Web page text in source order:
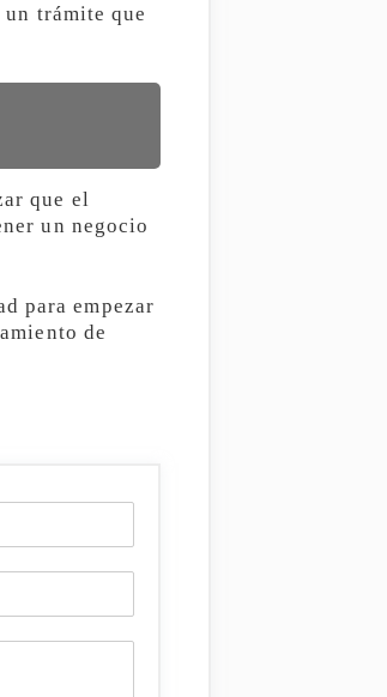
trámite que
que el
un negocio
para empezar
de